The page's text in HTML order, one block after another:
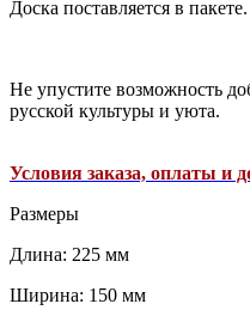
Доска поставляется в пакете.
Не упустите возможность
русской культуры и уюта.
Условия заказа, оплаты и
Размеры
Длина: 225 мм
Ширина: 150 мм